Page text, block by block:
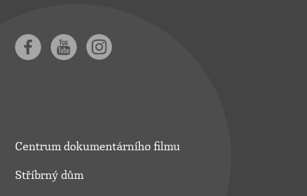
Centrum dokumentárního filmu
Stříbrný dům